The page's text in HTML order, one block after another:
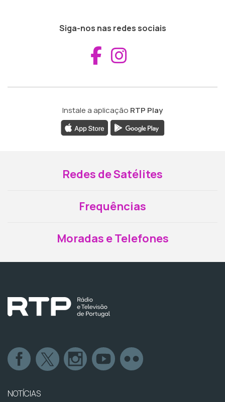
Siga-nos nas redes sociais
Aceder ao
Instale a aplicação RTP Play
Redes de Satélites
Frequências
Moradas e Telefones
NOTÍCIAS